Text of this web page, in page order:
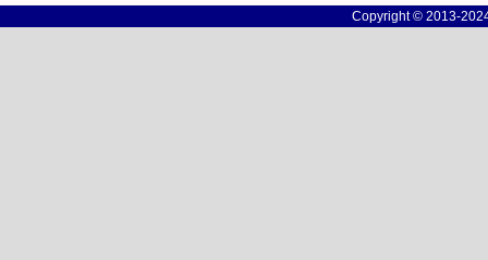
Copyright © 2013-